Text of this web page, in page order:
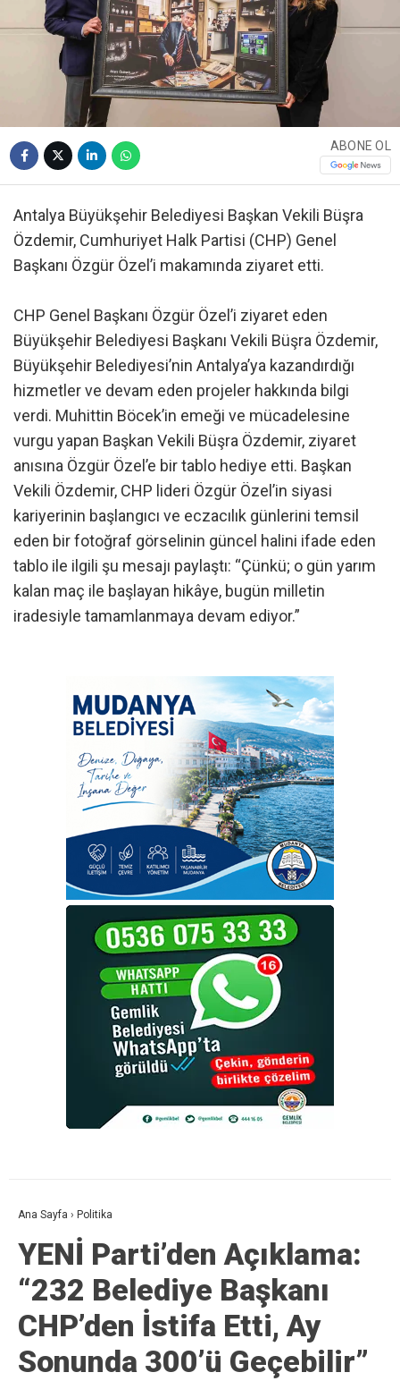
ABONE OL
Antalya Büyükşehir Belediyesi Başkan Vekili Büşra
Özdemir, Cumhuriyet Halk Partisi (CHP) Genel
Başkanı Özgür Özel’i makamında ziyaret etti.
CHP Genel Başkanı Özgür Özel’i ziyaret eden
Büyükşehir Belediyesi Başkanı Vekili Büşra Özdemir,
Büyükşehir Belediyesi’nin Antalya’ya kazandırdığı
hizmetler ve devam eden projeler hakkında bilgi
verdi. Muhittin Böcek’in emeği ve mücadelesine
vurgu yapan Başkan Vekili Büşra Özdemir, ziyaret
anısına Özgür Özel’e bir tablo hediye etti. Başkan
Vekili Özdemir, CHP lideri Özgür Özel’in siyasi
kariyerinin başlangıcı ve eczacılık günlerini temsil
eden bir fotoğraf görselinin güncel halini ifade eden
tablo ile ilgili şu mesajı paylaştı: “Çünkü; o gün yarım
kalan maç ile başlayan hikâye, bugün milletin
iradesiyle tamamlanmaya devam ediyor.”
Ana Sayfa › Politika
YENİ Parti’den Açıklama:
“232 Belediye Başkanı
CHP’den İstifa Etti, Ay
Sonunda 300’ü Geçebilir”